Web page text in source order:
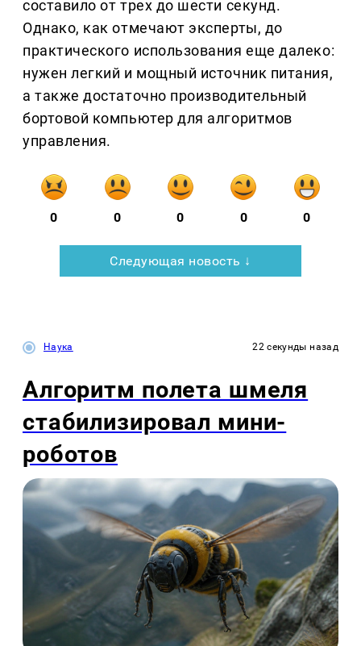
составило от трех до шести секунд.
Однако, как отмечают эксперты, до
практического использования еще далеко:
нужен легкий и мощный источник питания,
а также достаточно производительный
бортовой компьютер для алгоритмов
управления.
0 0 0 0 0
Следующая новость ↓
Наука 22 секунды назад
Алгоритм полета шмеля
стабилизировал мини-
роботов